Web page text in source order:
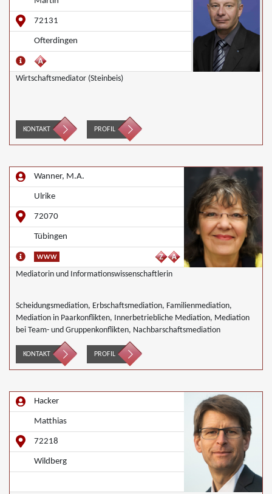
72131
Ofterdingen
Wirtschaftsmediator (Steinbeis)
KONTAKT PROFIL
Wanner, M.A.
Ulrike
72070
Tübingen
Mediatorin und Informationswissenschaftlerin
Scheidungsmediation, Erbschaftsmediation, Familienmediation,
Mediation in Paarkonflikten, Innerbetriebliche Mediation, Mediation
bei Team- und Gruppenkonflikten, Nachbarschaftsmediation
KONTAKT PROFIL
Hacker
Matthias
72218
Wildberg